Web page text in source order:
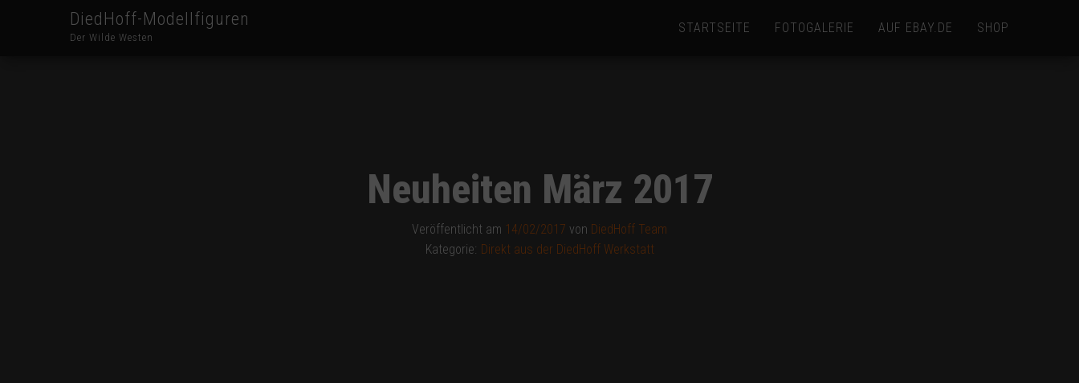
DiedHoff-Modellfiguren
Der Wilde Westen
STARTSEITE FOTOGALERIE AUF EBAY.DE SHOP
Neuheiten März 2017
Veröffentlicht am 14/02/2017 von DiedHoff Team
Kategorie: Direkt aus der DiedHoff Werkstatt